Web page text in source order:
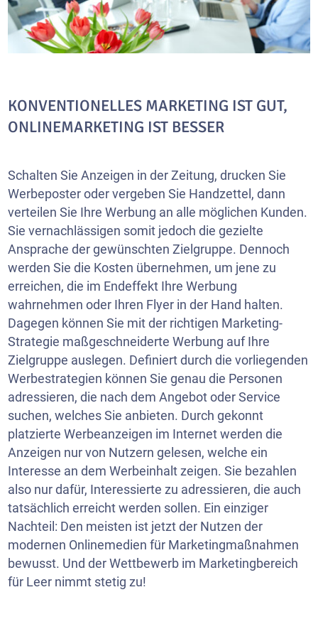
KONVENTIONELLES MARKETING IST GUT,
ONLINEMARKETING IST BESSER
Schalten Sie Anzeigen in der Zeitung, drucken Sie
Werbeposter oder vergeben Sie Handzettel, dann
verteilen Sie Ihre Werbung an alle möglichen Kunden.
Sie vernachlässigen somit jedoch die gezielte
Ansprache der gewünschten Zielgruppe. Dennoch
werden Sie die Kosten übernehmen, um jene zu
erreichen, die im Endeffekt Ihre Werbung
wahrnehmen oder Ihren Flyer in der Hand halten.
Dagegen können Sie mit der richtigen Marketing-
Strategie maßgeschneiderte Werbung auf Ihre
Zielgruppe auslegen. Definiert durch die vorliegenden
Werbestrategien können Sie genau die Personen
adressieren, die nach dem Angebot oder Service
suchen, welches Sie anbieten. Durch gekonnt
platzierte Werbeanzeigen im Internet werden die
Anzeigen nur von Nutzern gelesen, welche ein
Interesse an dem Werbeinhalt zeigen. Sie bezahlen
also nur dafür, Interessierte zu adressieren, die auch
tatsächlich erreicht werden sollen. Ein einziger
Nachteil: Den meisten ist jetzt der Nutzen der
modernen Onlinemedien für Marketingmaßnahmen
bewusst. Und der Wettbewerb im Marketingbereich
für Leer nimmt stetig zu!